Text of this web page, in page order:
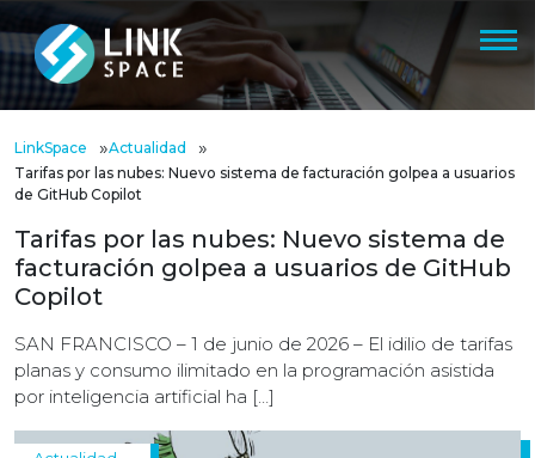
LinkSpace »Actualidad »
Tarifas por las nubes: Nuevo sistema de facturación golpea a usuarios
de GitHub Copilot
Tarifas por las nubes: Nuevo sistema de
facturación golpea a usuarios de GitHub
Copilot
SAN FRANCISCO – 1 de junio de 2026 – El idilio de tarifas
planas y consumo ilimitado en la programación asistida
por inteligencia artificial ha […]